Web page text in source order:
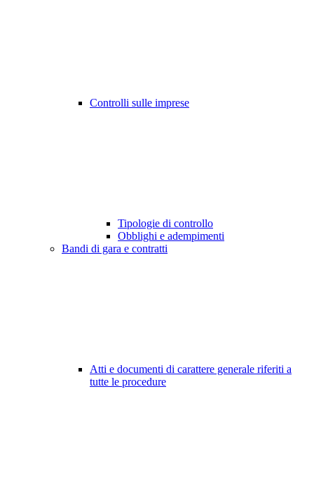
Controlli sulle imprese
Tipologie di controllo
Obblighi e adempimenti
Bandi di gara e contratti
Atti e documenti di carattere generale riferiti a
tutte le procedure